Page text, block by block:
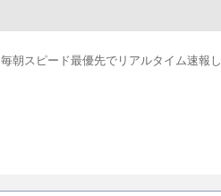
朝スピード最優先でリアルタイム速報し